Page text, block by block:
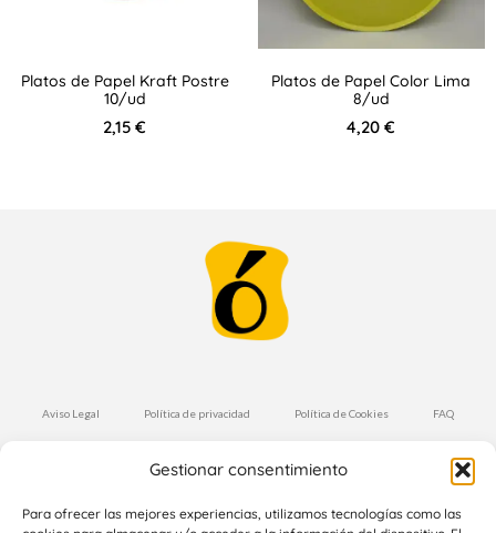
Gestionar consentimiento
Para ofrecer las mejores experiencias, utilizamos tecnologías como las
Platos de Papel Kraft Postre
10/ud
2,15€
Platos de Papel Color Lima
8/ud
4,20€
Aviso Legal Política de privacidad Política de Cookies FAQ
Condiciones de Compra Envíos y Devoluciones
Suscríbete a nuestra Newsletter